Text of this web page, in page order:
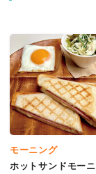
モーニング
ホットサンドモー